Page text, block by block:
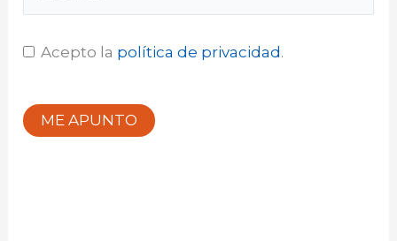
Acepto la política de privacidad.
ME APUNTO